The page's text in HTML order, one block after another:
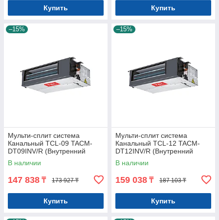
Купить Купить
–15%
Мульти-сплит система
Канальный TCL-09 TACM-
DT09INV/R (Внутренний
блок)
В наличии
147 838 ₸ 173 927 ₸
Купить
–15%
Мульти-сплит система
Канальный TCL-12 TACM-
DT12INV/R (Внутренний
блок)
В наличии
159 038 ₸ 187 103 ₸
Купить